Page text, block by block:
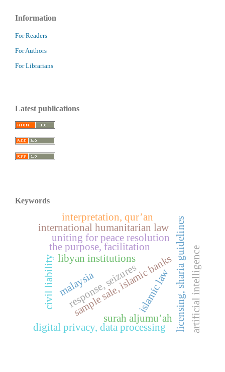
Information
For Readers
For Authors
For Librarians
Latest publications
Keywords
sample sale, islamic banks
malaysia licensing, sharia guidelines
libyan institutions
the purpose, facilitation
islamic law artificial intelligence
civil liability response, seizures
digital privacy, data processing
uniting for peace resolution
international humanitarian law
interpretation, qur’an
surah aljumu’ah